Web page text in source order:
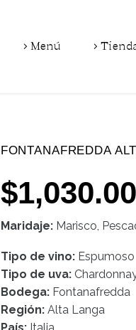
Menú
FONTANAFREDDA
$1,030.00
Maridaje: Marisco,
Tipo de vino: Espumoso
Tipo de uva:
Bodega: Fontanafredda
Región: Alta Langa
País: Italia